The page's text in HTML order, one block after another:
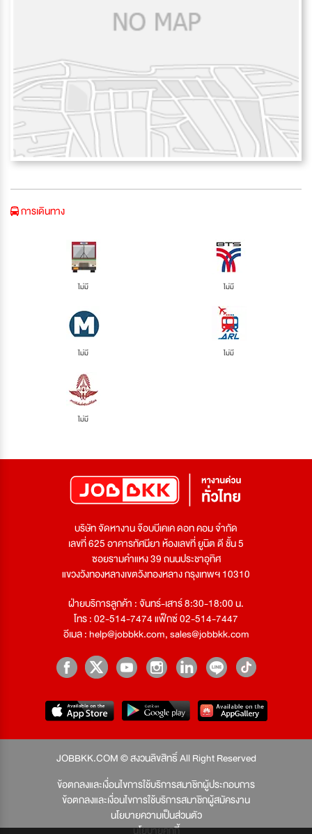
การเดินทาง
ไม่มี ไม่มี
ไม่มี ไม่มี
ไม่มี
บริษัท จัดหางาน จ๊อบบีเคเค ดอท คอม จำกัด
เลขที่ 625 อาคารทัศนียา ห้องเลขที่ ยูนิต ดี ชั้น 5
ซอยรามคำแหง 39 ถนนประชาอุทิศ
แขวงวังทองหลางเขตวังทองหลาง กรุงเทพฯ 10310
ฝ่ายบริการลูกค้า : จันทร์-เสาร์ 8:30-18:00 น.
โทร : 02-514-7474 แฟ็กซ์ 02-514-7447
อีเมล :help@jobbkk.com,sales@jobbkk.com
JOBBKK.COM © สงวนลิขสิทธิ์ All Right Reserved
ข้อตกลงและเงื่อนไขการใช้บริการสมาชิกผู้ประกอบการ
ข้อตกลงและเงื่อนไขการใช้บริการสมาชิกผู้สมัครงาน
นโยบายความเป็นส่วนตัว